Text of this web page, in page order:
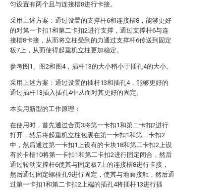
匀设置有两个且与连接槽8进行卡接。
采用上述方案：通过设置的支撑杆6和连接槽8，能够更好
的对第一卡扣1和第二卡扣2进行支撑，通过支撑杆6与连
接槽8卡接，从而将立柱受到的力通过支撑杆6传送到固定
板7上，从而使得起重机立柱更加稳定。
参考图1、图2和图4，插杆13的大小稍小于插孔4的大小。
采用上述方案：通过设置的插杆13和插孔4，能够更好的
通过插杆13插入插孔4中从而对其更好的固定。
本实用新型的工作原理：
在使用时，首先通过合页3将第一卡扣1和第二卡扣2进行
打开，然后将起重机立柱包裹在第一卡扣1和第二卡扣2
中，然后通过第一卡扣1上设有的卡块18和第二卡扣2上设
有的卡槽10将第一卡扣1和第二卡扣2进行固定闭合，然后
通过转动支撑杆6使其与固定板7上的连接槽8进行卡接，
然后通过固定螺栓孔9进行固定，使其与地面接触，然后通
过第一卡扣1和第二卡扣2上端的插孔4将插杆13进行插